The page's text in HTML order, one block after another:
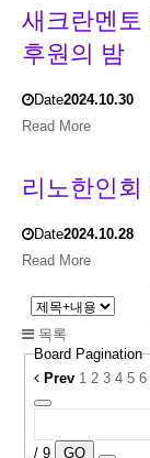
새크란멘토
후원의 밤
Date2024.10.30
Read More
리노한인
Date2024.10.28
Read More
목록
Board Pagination
Prev 1 2 3 4 5 6
/ 9 GO